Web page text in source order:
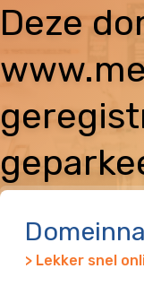
Deze
> Lekker snel